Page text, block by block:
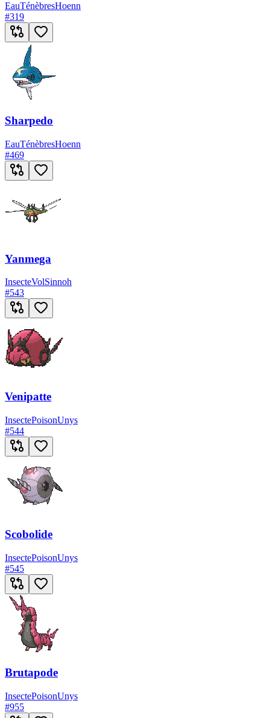
EauTénèbresHoenn
#319
Sharpedo
EauTénèbresHoenn
#469
Yanmega
InsecteVolSinnoh
#543
Venipatte
InsectePoisonUnys
#544
Scobolide
InsectePoisonUnys
#545
Brutapode
InsectePoisonUnys
#955